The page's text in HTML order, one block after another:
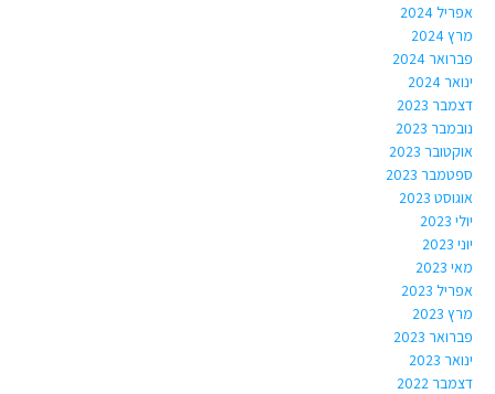
אפריל 2024
מרץ 2024
פברואר 2024
ינואר 2024
דצמבר 2023
נובמבר 2023
אוקטובר 2023
ספטמבר 2023
אוגוסט 2023
יולי 2023
יוני 2023
מאי 2023
אפריל 2023
מרץ 2023
פברואר 2023
ינואר 2023
דצמבר 2022